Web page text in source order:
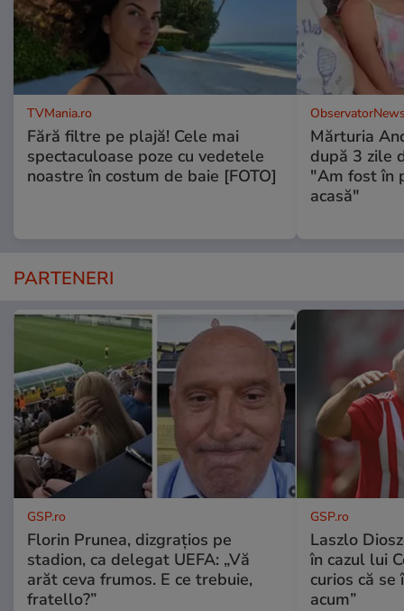
TVMania.ro
Fără filtre pe plajă! Cele mai
spectaculoase poze cu vedetele
noastre în costum de baie [FOTO]
Mărturia
după 3 zile
"Am fost în
acasă"
PARTENERI
GSP.ro
Florin Prunea, dizgrațios pe
stadion, ca delegat UEFA: „Vă
arăt ceva frumos. E ce trebuie,
fratello?”
GSP.ro
Laszlo
în cazul lui
curios că
acum”